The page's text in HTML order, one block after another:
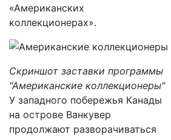
«Американских
коллекционерах».
Скриншот заставки программы
"Американские коллекционеры"
У западного побережья Канады
на острове Ванкувер
продолжают разворачиваться